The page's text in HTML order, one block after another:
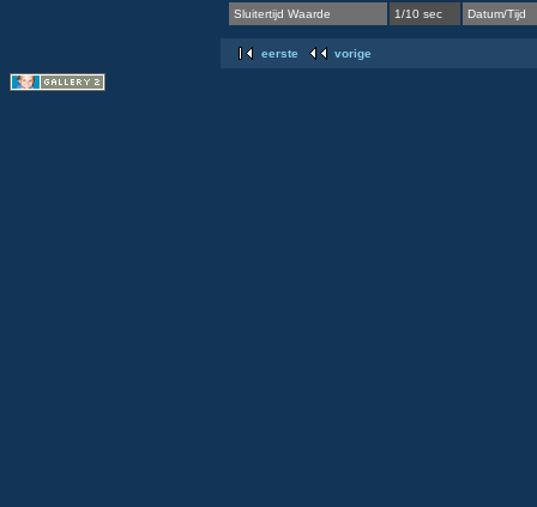
Sluitertijd Waarde
1/10 sec Datum/Tijd
eerste vorige